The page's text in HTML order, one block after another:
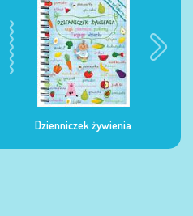
Dzienniczek żywienia